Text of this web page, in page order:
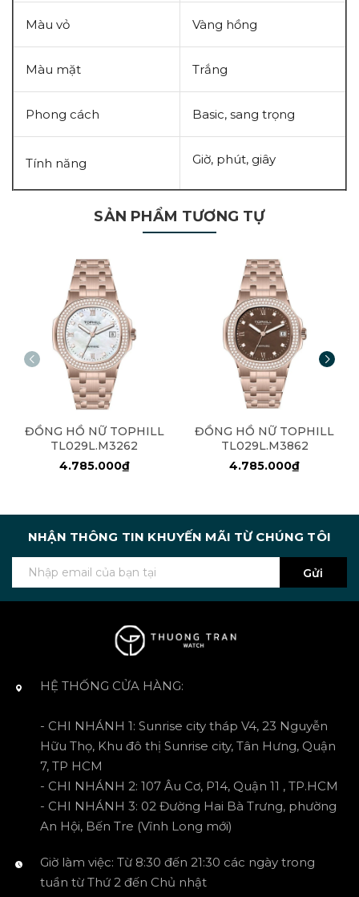
Màu vỏ Vàng hồng
Màu mặt Trắng
Phong cách Basic, sang trọng
Tính năng Giờ, phút, giây
SẢN PHẨM TƯƠNG TỰ
ĐỒNG HỒ NỮ TOPHILL
TL029L.M3262
4.785.000₫
ĐỒNG HỒ NỮ TOPHILL
TL029L.M3862
4.785.000₫
NHẬN THÔNG TIN KHUYẾN MÃI TỪ CHÚNG TÔI
Gửi
HỆ THỐNG CỬA HÀNG:
- CHI NHÁNH 1: Sunrise city tháp V4, 23 Nguyễn
Hữu Thọ, Khu đô thị Sunrise city, Tân Hưng, Quận
7, TP HCM
- CHI NHÁNH 2: 107 Âu Cơ, P14, Quận 11 , TP.HCM
- CHI NHÁNH 3: 02 Đường Hai Bà Trưng, phường
An Hội, Bến Tre (Vĩnh Long mới)
Giờ làm việc: Từ 8:30 đến 21:30 các ngày trong
tuần từ Thứ 2 đến Chủ nhật